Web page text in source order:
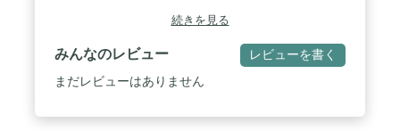
産 吟風 100% / 精米歩合 50% / 日本酒度 +5
続きを見る
みんなのレビュー レビューを書く
まだレビューはありません